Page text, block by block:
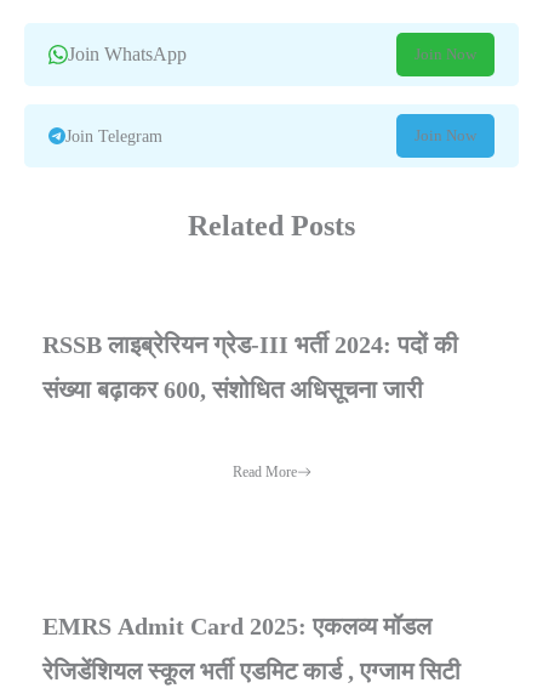
Join WhatsApp Join Now
Join Telegram Join Now
Related Posts
RSSB लाइब्रेरियन ग्रेड-III भर्ती 2024: पदों की
संख्या बढ़ाकर 600, संशोधित अधिसूचना जारी
Read More
EMRS Admit Card 2025: एकलव्य मॉडल
रेजिडेंशियल स्कूल भर्ती एडमिट कार्ड , एग्जाम सिटी